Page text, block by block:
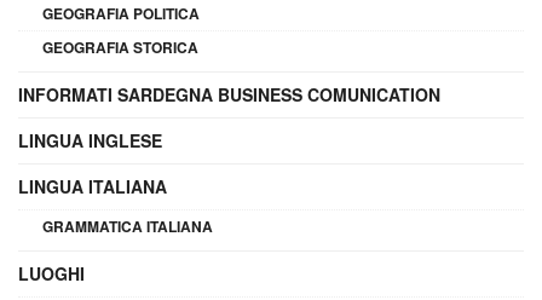
GEOGRAFIA POLITICA
GEOGRAFIA STORICA
INFORMATI SARDEGNA BUSINESS COMUNICATION
LINGUA INGLESE
LINGUA ITALIANA
GRAMMATICA ITALIANA
LUOGHI